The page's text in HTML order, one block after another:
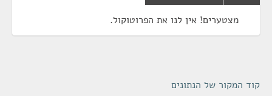
מצטערים! אין לנו את הפרוטוקול.
קוד המקור של הנתונים